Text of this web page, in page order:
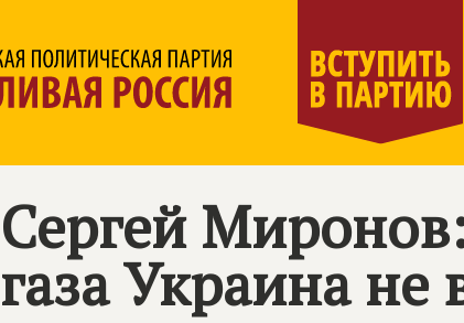
Сергей
газа Украина